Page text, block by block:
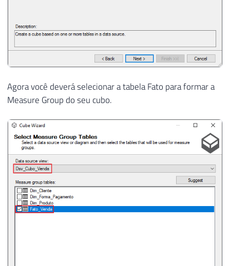
Agora você deverá selecionar a tabela Fato para formar a
Measure Group do seu cubo.